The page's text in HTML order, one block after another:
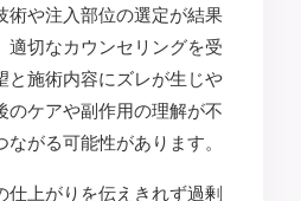
術や注入部位の選定が結果
適切なカウンセリングを受
と施術内容にズレが生じや
のケアや副作用の理解が不
がる可能性があります。
仕上がりを伝えきれず過剰